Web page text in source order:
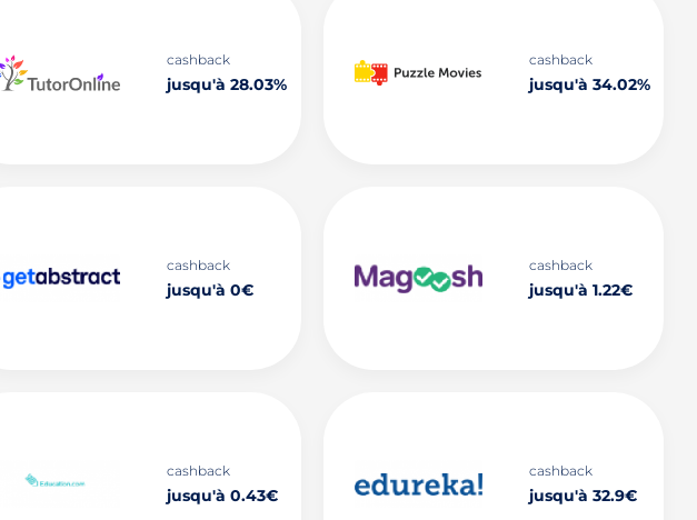
cashback
jusqu'à 28.03%
cashback
jusqu'à 34.02%
cashback
jusqu'à 0€
cashback
jusqu'à 1.22€
cashback
jusqu'à 0.43€
cashback
jusqu'à 32.9€